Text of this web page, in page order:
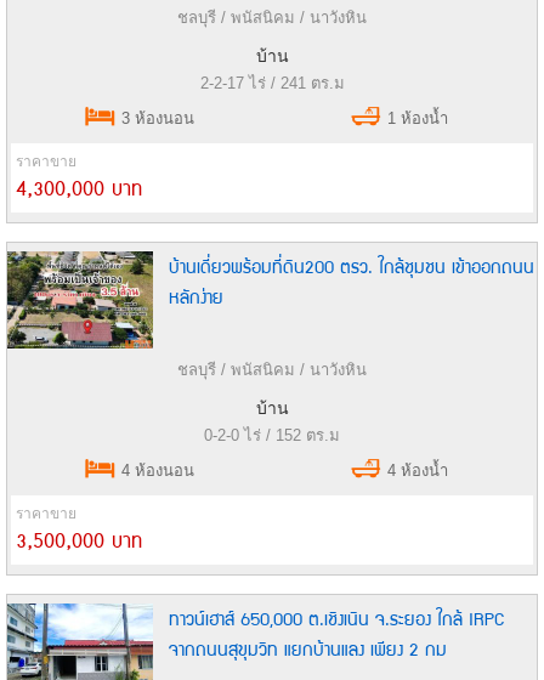
ชลบุรี / พนัสนิคม / นาวังหิน
บ้าน
2-2-17 ไร่ / 241 ตร.ม
3 ห้องนอน
1 ห้องน้ำ
ราคาขาย
4,300,000 บาท
บ้านเดี่ยวพร้อมที่ดิน200 ตรว. ใกล้ชุมชน เข้าออกถนน
หลักง่าย
ชลบุรี / พนัสนิคม / นาวังหิน
บ้าน
0-2-0 ไร่ / 152 ตร.ม
4 ห้องนอน
4 ห้องน้ำ
ราคาขาย
3,500,000 บาท
ทาวน์เฮาส์ 650,000 ต.เชิงเนิน จ.ระยอง ใกล้ IRPC
จากถนนสุขุมวิท แยกบ้านแลง เพียง 2 กม